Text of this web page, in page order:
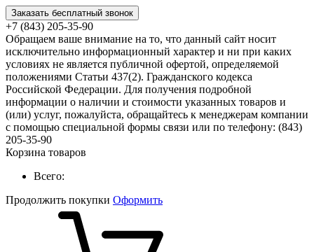
Заказать бесплатный звонок
+7 (843) 205-35-90
Обращаем ваше внимание на то, что данный сайт носит
исключительно информационный характер и ни при каких
условиях не является публичной офертой, определяемой
положениями Статьи 437(2). Гражданского кодекса
Российской Федерации. Для получения подробной
информации о наличии и стоимости указанных товаров и
(или) услуг, пожалуйста, обращайтесь к менеджерам компании
с помощью специальной формы связи или по телефону: (843)
205-35-90
Корзина товаров
Всего:
Продолжить покупки Оформить